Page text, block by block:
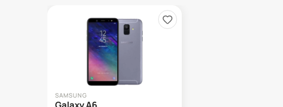
SAMSUNG